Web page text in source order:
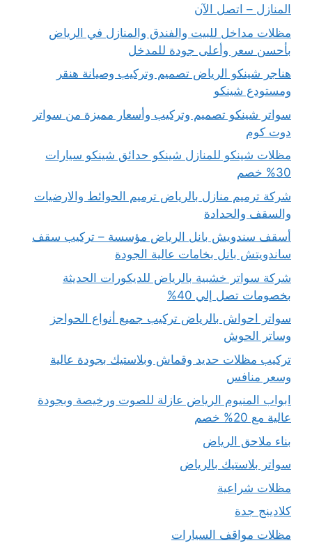
المنازل – اتصل الآن
مظلات مداخل للبيت والفندق والمنازل في الرياض
بأحسن سعر وأعلى جودة للمدخل
هناجر شينكو الرياض تصميم وتركيب وصيانة هنقر
ومستودع شينكو
سواتر شينكو تصميم وتركيب وأسعار مميزة من سواتر
دوت كوم
مظلات شينكو للمنازل شينكو حدائق شينكو سيارات
30% خصم
شركة ترميم منازل بالرياض ترميم الحوائط والارضيات
والسقف والحدادة
أسقف سندويش بانل الرياض مؤسسة – تركيب سقف
ساندويتش بانل بخامات عالية الجودة
شركة سواتر خشبية بالرياض للديكورات الحديثة
بخصومات تصل إلي 40%
سواتر احواش بالرياض تركيب جميع أنواع الحواجز
وساتر الحوش
تركيب مظلات حديد وقماش وبلاستيك بجودة عالية
وسعر منافس
ابواب المنيوم الرياض عازلة للصوت ورخيصة وبجودة
عالية مع 20% خصم
بناء ملاحق الرياض
سواتر بلاستيك بالرياض
مظلات شراعية
كلادينج جدة
مظلات مواقف السيارات